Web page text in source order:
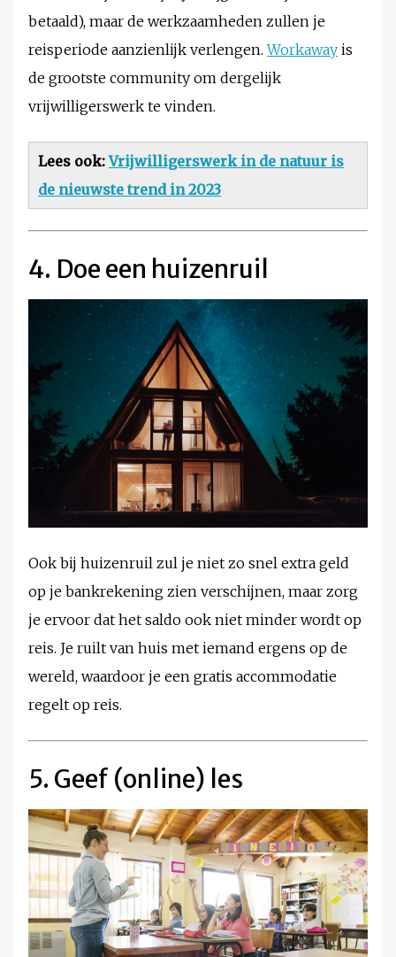
betaald), maar de werkzaamheden zullen je
reisperiode aanzienlijk verlengen.Workaway is
de grootste community om dergelijk
vrijwilligerswerk te vinden.
Lees ook:Vrijwilligerswerk in de natuur is
de nieuwste trend in 2023
4. Doe een huizenruil
Ook bij huizenruil zul je niet zo snel extra geld
op je bankrekening zien verschijnen, maar zorg
je ervoor dat het saldo ook niet minder wordt op
reis. Je ruilt van huis met iemand ergens op de
wereld, waardoor je een gratis accommodatie
regelt op reis.
5. Geef (online) les